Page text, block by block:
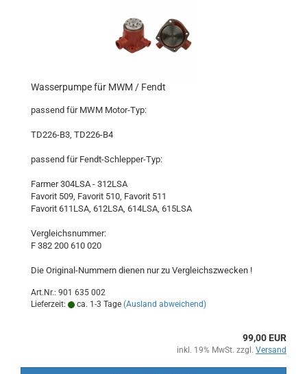
Wasserpumpe für MWM / Fendt
passend für MWM Motor-Typ:
TD226-B3, TD226-B4
passend für Fendt-Schlepper-Typ:
Farmer 304LSA - 312LSA
Favorit 509, Favorit 510, Favorit 511
Favorit 611LSA, 612LSA, 614LSA, 615LSA
Vergleichsnummer:
F 382 200 610 020
Die Original-Nummern dienen nur zu Vergleichszwecken !
Art.Nr.: 901 635 002
Lieferzeit:
ca. 1-3 Tage (Ausland abweichend)
99,00 EUR
inkl. 19% MwSt. zzgl. Versand